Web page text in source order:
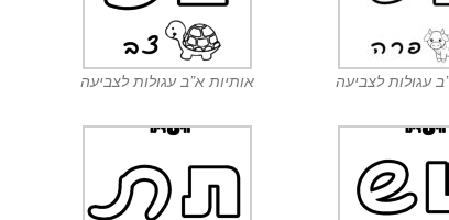
עגולות לצביעה אותיות א”ב עגולות לצביעה